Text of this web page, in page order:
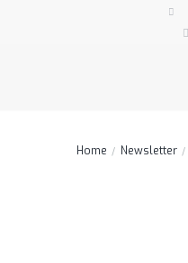
Home Newsletter